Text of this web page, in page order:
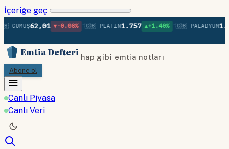
İçeriğe geç
62,01 ▼-0.08% •🇬🇧 PLATIN1.757 ▲+1.40% •🇬🇧 PALADYUM
Emtia Defteri hap gibi emtia notları
Abone ol
Canlı Piyasa
Canlı Veri